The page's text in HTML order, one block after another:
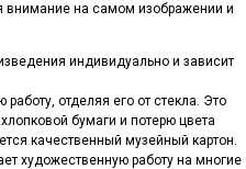
внимание на самом изображении и
индивидуально и зависит
отделяя его от стекла. Это
бумаги и потерю цвета
качественный музейный картон.
художественную работу на многие